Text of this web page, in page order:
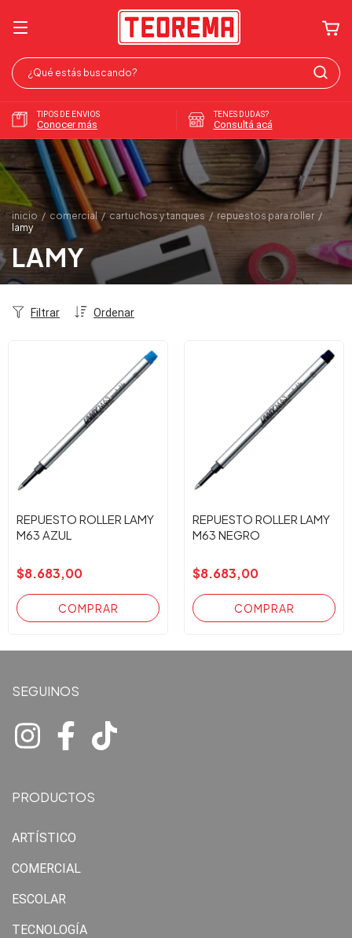
TIPOS DE ENVIOS
Conocer más
TENES DUDAS?
Consultá acá
inicio / comercial / cartuchos y tanques / repuestos para roller /
lamy
LAMY
Ordenar
Filtrar
REPUESTO ROLLER LAMY
M63 AZUL
$8.683,00
REPUESTO ROLLER LAMY
M63 NEGRO
$8.683,00
SEGUINOS
PRODUCTOS
ARTÍSTICO
COMERCIAL
ESCOLAR
TECNOLOGÍA